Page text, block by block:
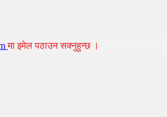
मा इमेल पठाउन सक्नुहुन्छ ।